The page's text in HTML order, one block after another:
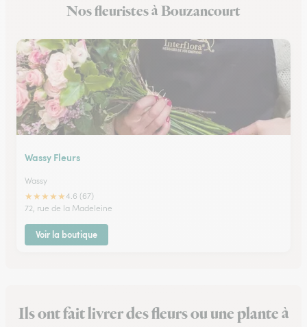
Nos fleuristes à Bouzancourt
Wassy Fleurs
Wassy
★★★★★4.6 (67)
72, rue de la Madeleine
Voir la boutique
Ils ont fait livrer des fleurs ou une plante à